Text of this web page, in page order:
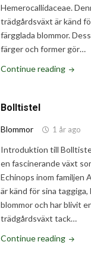
Hemerocallidaceae.
trädgårdsväxt är känd
färgglada blommor.
färger och former gör…
Continue reading"Daglilja"
Bolltistel
Blommor 1 år ago
Introduktion till
en fascinerande växt
Echinops inom familjen
är känd för sina
blommor och har blivit
trädgårdsväxt tack…
Continue reading